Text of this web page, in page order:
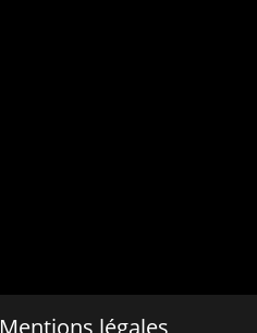
Mentions légales